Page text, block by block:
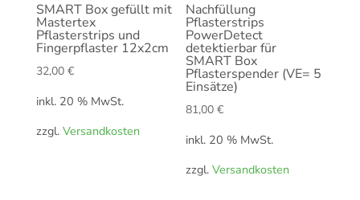
SMART Box gefüllt mit
Mastertex
Pflasterstrips und
Fingerpflaster 12x2cm
32,00 €
inkl. 20 % MwSt.
zzgl. Versandkosten
Nachfüllung
Pflasterstrips
PowerDetect
detektierbar für
SMART Box
Pflasterspender (VE= 5
Einsätze)
81,00€
inkl. 20 % MwSt.
zzgl.Versandkosten